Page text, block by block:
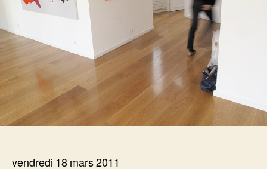
vendredi 18 mars 2011